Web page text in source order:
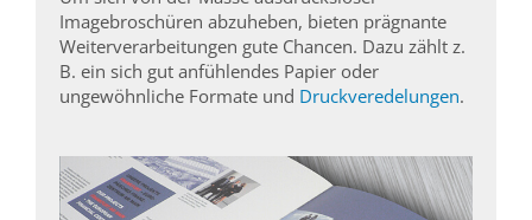
Imagebroschüren abzuheben, bieten prägnante
Weiterverarbeitungen gute Chancen. Dazu zählt z.
B. ein sich gut anfühlendes Papier oder
ungewöhnliche Formate und Druckveredelungen.